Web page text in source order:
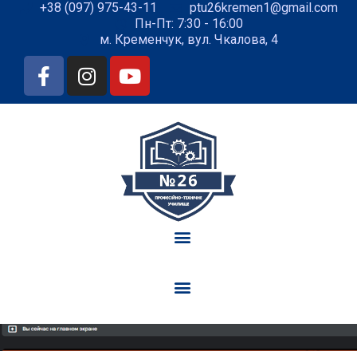
+38 (097) 975-43-11
ptu26kremen1@gmail.com
Пн-Пт: 7:30 - 16:00
м. Кременчук, вул. Чкалова, 4